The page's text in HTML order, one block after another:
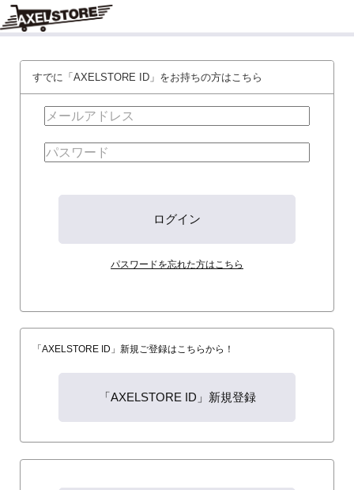
すでに「AXELSTORE ID」をお持ちの方はこちら
パスワードを忘れた方はこちら
「AXELSTORE ID」新規ご登録はこちらから！